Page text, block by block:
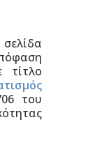
του